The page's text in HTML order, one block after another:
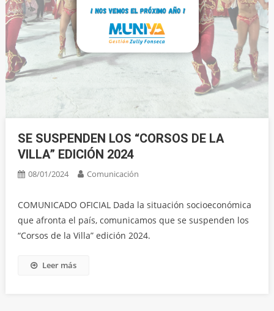
SE SUSPENDEN LOS “CORSOS DE LA
VILLA” EDICIÓN 2024
08/01/2024 Comunicación
COMUNICADO OFICIAL Dada la situación socioeconómica
que afronta el país, comunicamos que se suspenden los
“Corsos de la Villa” edición 2024.
Leer más